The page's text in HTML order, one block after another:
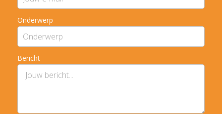
Onderwerp
Bericht